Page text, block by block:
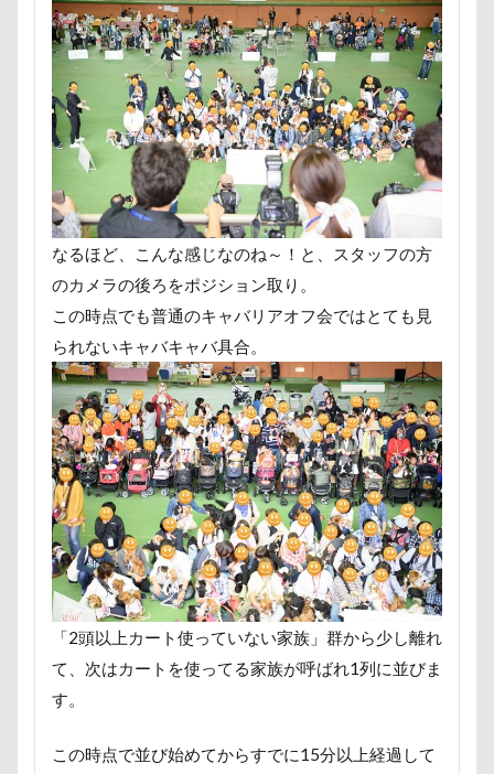
なるほど、こんな感じなのね～！と、スタッフの方
のカメラの後ろをポジション取り。
この時点でも普通のキャバリアオフ会ではとても見
られないキャバキャバ具合。
「2頭以上カート使っていない家族」群から少し離れ
て、次はカートを使ってる家族が呼ばれ1列に並びま
す。
この時点で並び始めてからすでに15分以上経過して
夢の島
天然記念物 大脱出 大福
大物説
大宮区
大宮公園 大和町 夢愛ちゃん
年賀状
ペロペロ ホームセンター
ホタルイカ
ペーターくん
ペンダント
ペンション・ブランシェ
ペロリンチョ
ペロちゃん ボサボサ
ペニーレ
ペット用バスタブ
ペット名刺
ペット同伴可飲食店
ペットボトル
ペットプロフ
ペットパラダイス
ペットステージ（Petstages）
マウントジーンズ
マハロちゃん
マテ マザー牧場
マグカップ
マウントジーンズ那須
マイフリーガー
マイクロビーズクッション
マイクロバブル
マイク
ポテチくん
ポチくん ポストカード
ポケモン
ペットドック
ペットショップ マリンちゃん
ブルブル
ブリーダー ブリキ看板
ブランチ
フワフワ
フレブル フレキシリード
フリーマ
フリーステッチ free stitch
フリスビー
フランソワ
フランソワーズくん
フランちゃん フセ
フォトツアー
ブレアちゃん ブレンハイム
ペットカート
ペットのおうち
ペットと泊まる陽だ
ベランダ菜園
ベランダ ベストショット
プルバックハトカー
プリンちゃん
プリシアちゃん